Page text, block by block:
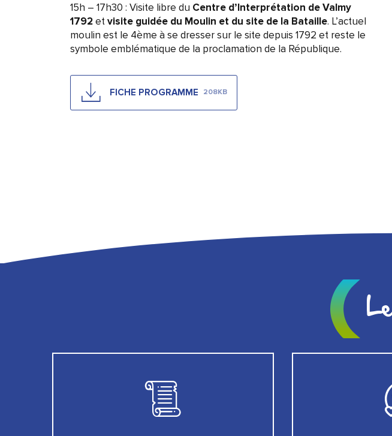
15h – 17h30 : Visite libre du Centre d’Interprétation de Valmy
1792etvisite guidée du Moulin et du site de la Bataille. L’actuel
moulin est le 4ème à se dresser sur le site depuis 1792 et reste le
symbole emblématique de la proclamation de la République.
FICHE PROGRAMME 208KB